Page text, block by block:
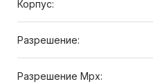
Корпус:
Разрешение:
Разрешение Mpx: